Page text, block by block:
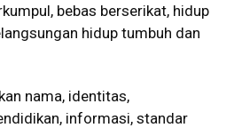
bebas berserikat, hidup
hidup tumbuh dan
nama, identitas,
informasi, standar